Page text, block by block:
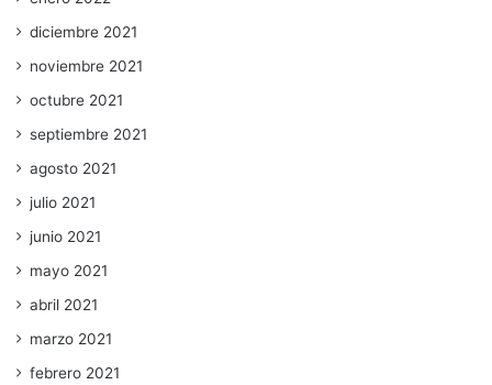
diciembre 2021
noviembre 2021
octubre 2021
septiembre 2021
agosto 2021
julio 2021
junio 2021
mayo 2021
abril 2021
marzo 2021
febrero 2021